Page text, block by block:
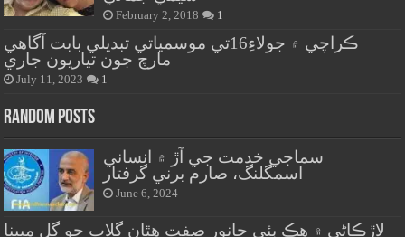
February 2, 2018 1
ڪراچي ۾ جولاءِ16تي موسمياتي تبديلي بابت آگاهي
مارچ جون تياريون جاري
July 11, 2023 1
Random Posts
سماجي خدمت جي آڙ ۾ انساني
اسمگلنگ، صارم برني گرفتار
June 6, 2024
لاڙڪاڻي ۾ هڪ ٻئي جانور صفت هٿان گلاب جو گل مبينا